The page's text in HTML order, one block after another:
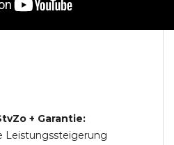
+ Garantie:
Leistungssteigerung